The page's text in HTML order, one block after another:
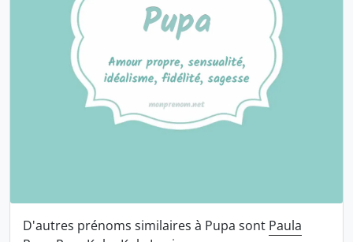
D'autres prénoms similaires à Pupa sont Paula